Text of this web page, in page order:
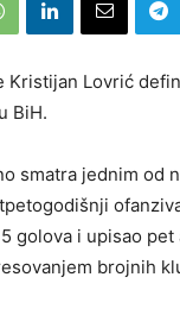
Kristijan Lovrić
BiH.
smatra jednim od
golova i upisao
brojnih